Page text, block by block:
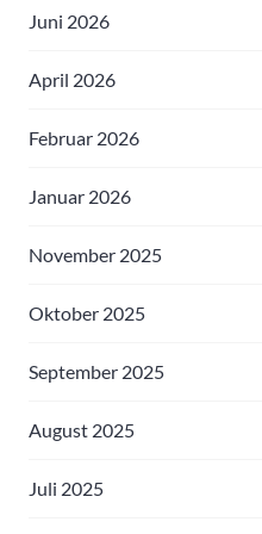
Juni 2026
April 2026
Februar 2026
Januar 2026
November 2025
Oktober 2025
September 2025
August 2025
Juli 2025